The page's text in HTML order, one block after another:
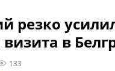
резко
в
133